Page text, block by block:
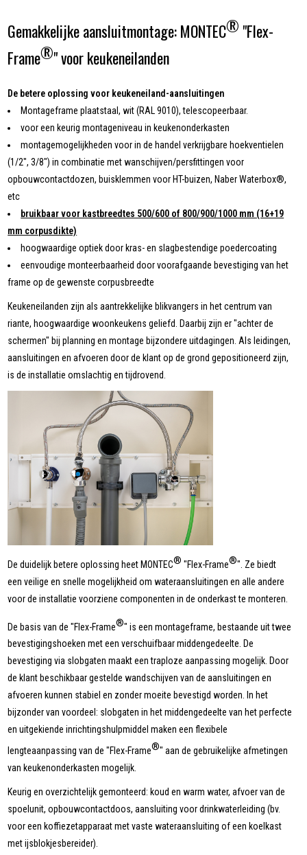
Gemakkelijke aansluitmontage: MONTEC® "Flex-
Frame®" voor keukeneilanden
De betere oplossing voor keukeneiland-aansluitingen
Montageframe plaatstaal, wit (RAL 9010), telescopeerbaar.
voor een keurig montageniveau in keukenonderkasten
montagemogelijkheden voor in de handel verkrijgbare hoekventielen
(1/2", 3/8") in combinatie met wanschijven/persfittingen voor
opbouwcontactdozen, buisklemmen voor HT-buizen, Naber Waterbox®,
etc
bruikbaar voor kastbreedtes 500/600 of 800/900/1000 mm (16+19
mm corpusdikte)
hoogwaardige optiek door kras- en slagbestendige poedercoating
eenvoudige monteerbaarheid door voorafgaande bevestiging van het
frame op de gewenste corpusbreedte
Keukeneilanden zijn als aantrekkelijke blikvangers in het centrum van
riante, hoogwaardige woonkeukens geliefd. Daarbij zijn er "achter de
schermen" bij planning en montage bijzondere uitdagingen. Als leidingen,
aansluitingen en afvoeren door de klant op de grond gepositioneerd zijn,
is de installatie omslachtig en tijdrovend.
De duidelijk betere oplossing heet MONTEC® "Flex-Frame®". Ze biedt
een veilige en snelle mogelijkheid om wateraansluitingen en alle andere
voor de installatie voorziene componenten in de onderkast te monteren.
De basis van de "Flex-Frame®" is een montageframe, bestaande uit twee
bevestigingshoeken met een verschuifbaar middengedeelte. De
bevestiging via slobgaten maakt een traploze aanpassing mogelijk. Door
de klant beschikbaar gestelde wandschijven van de aansluitingen en
afvoeren kunnen stabiel en zonder moeite bevestigd worden. In het
bijzonder van voordeel: slobgaten in het middengedeelte van het perfecte
en uitgekiende inrichtingshulpmiddel maken een flexibele
lengteaanpassing van de "Flex-Frame®" aan de gebruikelijke afmetingen
van keukenonderkasten mogelijk.
Keurig en overzichtelijk gemonteerd: koud en warm water, afvoer van de
spoelunit, opbouwcontactdoos, aansluiting voor drinkwaterleiding (bv.
voor een koffiezetapparaat met vaste wateraansluiting of een koelkast
met ijsblokjesbereider).